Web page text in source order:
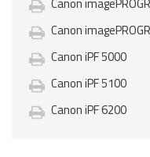
Canon
Canon iPF 5000
Canon iPF 5100
Canon iPF 6200